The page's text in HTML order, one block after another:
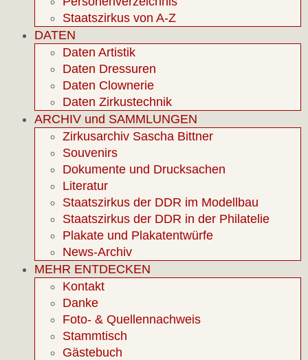
Staatszirkus von A-Z
DATEN
Daten Artistik
Daten Dressuren
Daten Clownerie
Daten Zirkustechnik
ARCHIV und SAMMLUNGEN
Zirkusarchiv Sascha Bittner
Souvenirs
Dokumente und Drucksachen
Literatur
Staatszirkus der DDR im Modellbau
Staatszirkus der DDR in der Philatelie
Plakate und Plakatentwürfe
News-Archiv
MEHR ENTDECKEN
Kontakt
Danke
Foto- & Quellennachweis
Stammtisch
Gästebuch